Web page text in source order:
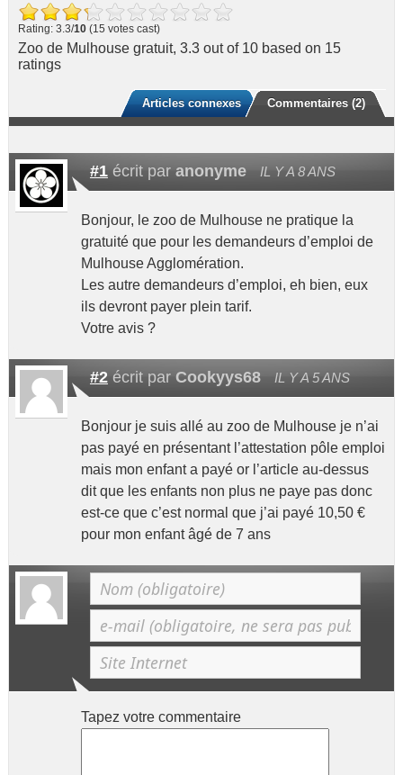
Rating: 3.3/10(15 votes cast)
Zoo de Mulhouse gratuit, 3.3out of 10based on 15
ratings
Commentaires (2)
Articles connexes
#1écrit par anonyme IL Y A 8 ANS
Bonjour, le zoo de Mulhouse ne pratique la
gratuité que pour les demandeurs d’emploi de
Mulhouse Agglomération.
Les autre demandeurs d’emploi, eh bien, eux
ils devront payer plein tarif.
Votre avis ?
#2écrit par Cookyys68 IL Y A 5 ANS
Bonjour je suis allé au zoo de Mulhouse je n’ai
pas payé en présentant l’attestation pôle emploi
mais mon enfant a payé or l’article au-dessus
dit que les enfants non plus ne paye pas donc
est-ce que c’est normal que j’ai payé 10,50 €
pour mon enfant âgé de 7 ans
Tapez votre commentaire